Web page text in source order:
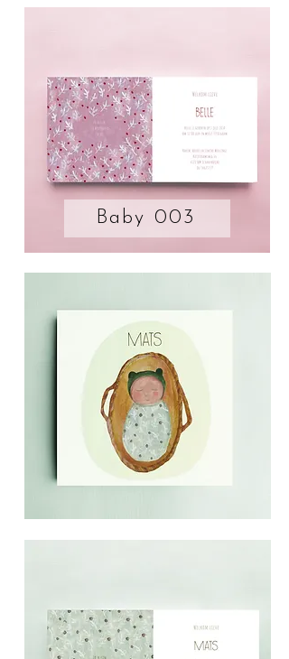
Baby 003